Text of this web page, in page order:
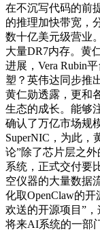
在不沉写代码的前
的推理加快带宽，
数十亿美元级营业
大量DR7内存。黄
进展，Vera Rubin
塑？英伟达同步推
黄仁勋透露，更和
生态的成长。能够
确认了万亿市场规
SuperNIC，为此，
论”除了芯片层之
系统，正式交付要
空仪器的大量数据
化取OpenClaw的
欢送的开源项目”
将来AI系统的一部